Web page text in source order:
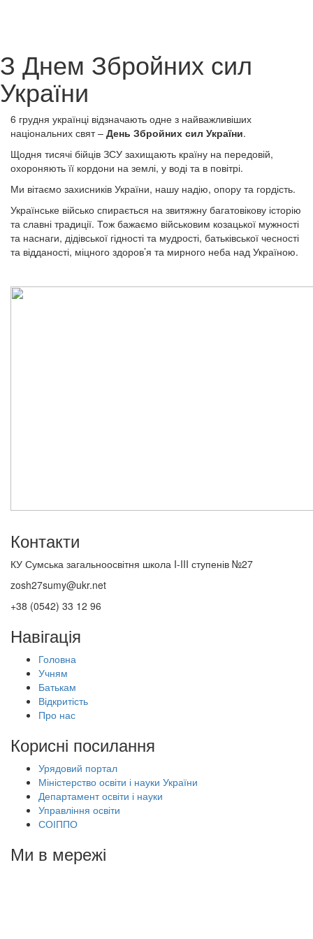
З Днем Збройних сил
України
6 грудня українці відзначають одне з найважливіших
національних свят – День Збройних сил України.
Щодня тисячі бійців ЗСУ захищають країну на передовій,
охороняють її кордони на землі, у воді та в повітрі.
Ми вітаємо захисників України, нашу надію, опору та гордість.
Українське військо спирається на звитяжну багатовікову історію
та славні традиції. Тож бажаємо військовим козацької мужності
та наснаги, дідівської гідності та мудрості, батьківської чесності
та відданості, міцного здоров’я та мирного неба над Україною.
Контакти
КУ Сумська загальноосвітня школа I-III ступенів №27
zosh27sumy@ukr.net
+38 (0542) 33 12 96
Навігація
Головна
Учням
Батькам
Відкритість
Про нас
Корисні посилання
Урядовий портал
Міністерство освіти і науки України
Департамент освіти і науки
Управління освіти
СОІППО
Ми в мережі